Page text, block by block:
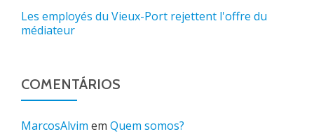
Les employés du Vieux-Port rejettent l'offre du
médiateur
COMENTÁRIOS
MarcosAlvim em Quem somos?